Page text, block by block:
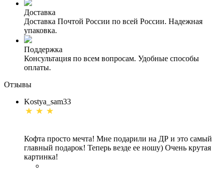
Доставка
Доставка Почтой России по всей России. Надежная
упаковка.
Поддержка
Консультация по всем вопросам. Удобные способы
оплаты.
Отзывы
Kostya_sam33
Кофта просто мечта! Мне подарили на ДР и это самый
главный подарок! Теперь везде ее ношу) Очень крутая
картинка!